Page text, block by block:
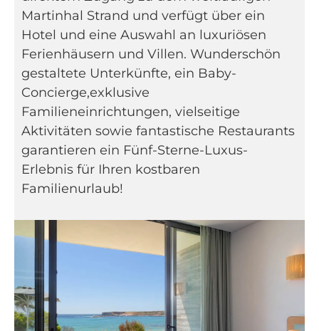
Martinhal Strand und verfügt über ein
Hotel und eine Auswahl an luxuriösen
Ferienhäusern und Villen. Wunderschön
gestaltete Unterkünfte, ein Baby-
Concierge,exklusive
Familieneinrichtungen, vielseitige
Aktivitäten sowie fantastische Restaurants
garantieren ein Fünf-Sterne-Luxus-
Erlebnis für Ihren kostbaren
Familienurlaub!